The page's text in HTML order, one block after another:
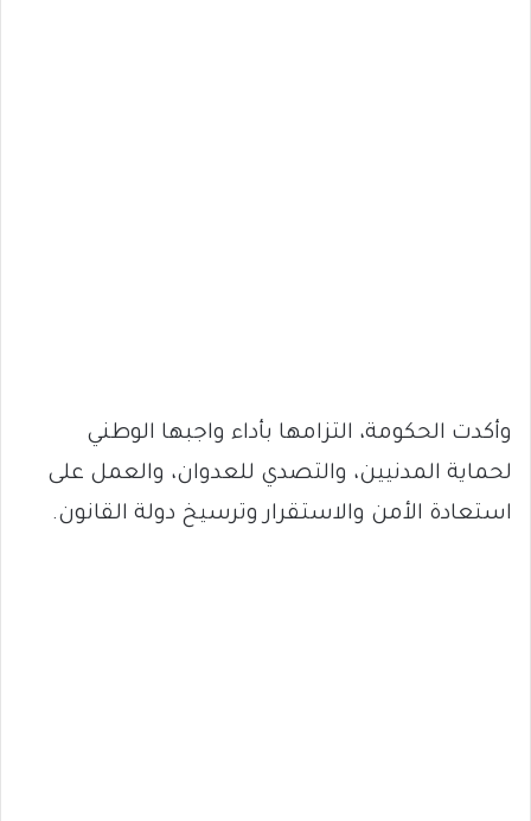
وأكدت الحكومة، التزامها بأداء واجبها الوطني
لحماية المدنيين، والتصدي للعدوان، والعمل على
استعادة الأمن والاستقرار وترسيخ دولة القانون.